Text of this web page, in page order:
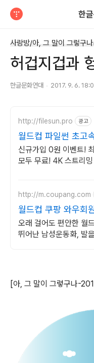
한
사랑방/아, 그 말이 그렇구
허겁지겁과
한글문화연대 2017. 9. 6.
http://filesun.pro 광고
월드컵 파일썬 초고
기!
신규가입 0원 이벤트!
모두 무료! 4K 스트리밍
http://m.coupang.com
월드컵 쿠팡 와우회
오래 걸어도 편안한 월
뛰어난 남성운동화, 발
[아, 그 말이 그렇구나-